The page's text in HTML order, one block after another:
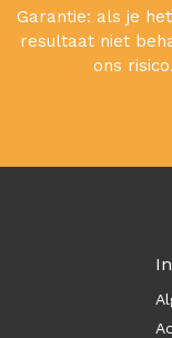
Garantie: als je
resultaat niet
ons risico.